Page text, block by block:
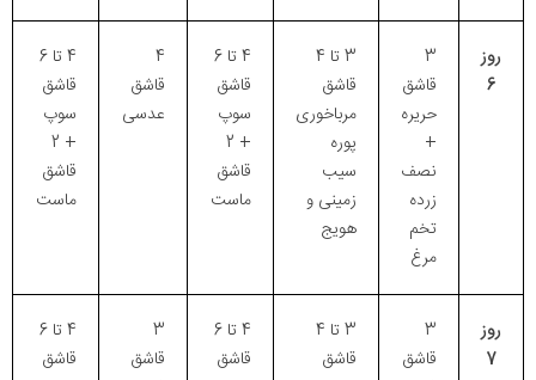
روز
6
3
قاشق
حریره
+
نصف
زرده
تخم
مرغ
3 تا 4
قاشق
مرباخوری
پوره
سیب
زمینی و
هویج
4 تا 6
قاشق
سوپ
+ 2
قاشق
ماست
4
قاشق
عدسی
4 تا 6
قاشق
سوپ
+ 2
قاشق
ماست
روز
7
3
قاشق
3 تا 4
قاشق
4 تا 6
قاشق
3
قاشق
4 تا 6
قاشق